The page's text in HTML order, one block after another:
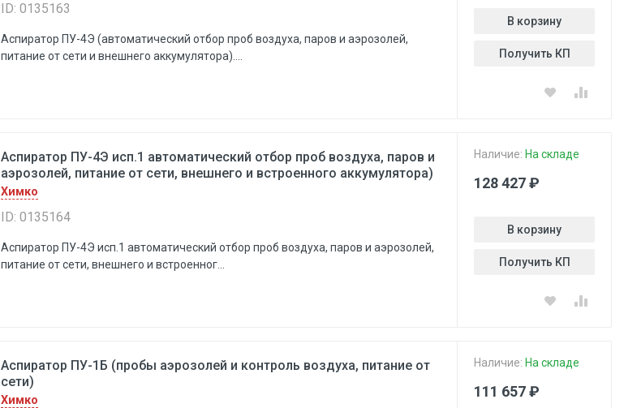
ID: 0135163
Аспиратор ПУ-4Э (автоматический отбор проб воздуха, паров и аэрозолей,
питание от сети и внешнего аккумулятора)....
В корзину
Получить КП
Аспиратор ПУ-4Э исп.1 автоматический отбор проб воздуха, паров и
аэрозолей, питание от сети, внешнего и встроенного аккумулятора)
Химко
ID: 0135164
Аспиратор ПУ-4Э исп.1 автоматический отбор проб воздуха, паров и аэрозолей,
питание от сети, внешнего и встроенног...
Наличие: На складе
128 427 ₽
В корзину
Получить КП
Аспиратор ПУ-1Б (пробы аэрозолей и контроль воздуха, питание от
сети)
Химко
Наличие: На складе
111 657 ₽